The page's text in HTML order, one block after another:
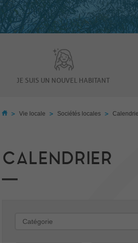
JE SUIS UN NOUVEL HABITANT
> Vie locale > Sociétés locales >
CALENDRIER